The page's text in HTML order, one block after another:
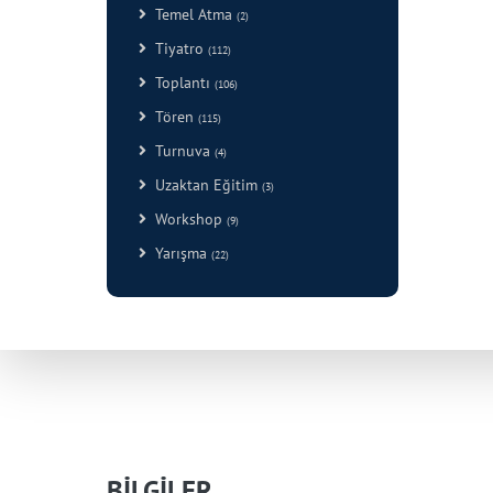
Temel Atma (2)
Tiyatro (112)
Toplantı (106)
Tören (115)
Turnuva (4)
Uzaktan Eğitim (3)
Workshop (9)
Yarışma (22)